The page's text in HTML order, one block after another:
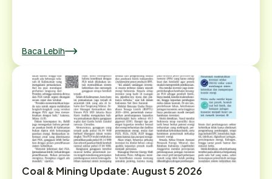
Baca Lebih
Coal & Mining Update: August 5 2026